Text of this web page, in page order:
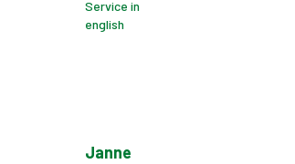
Service in
english
Janne